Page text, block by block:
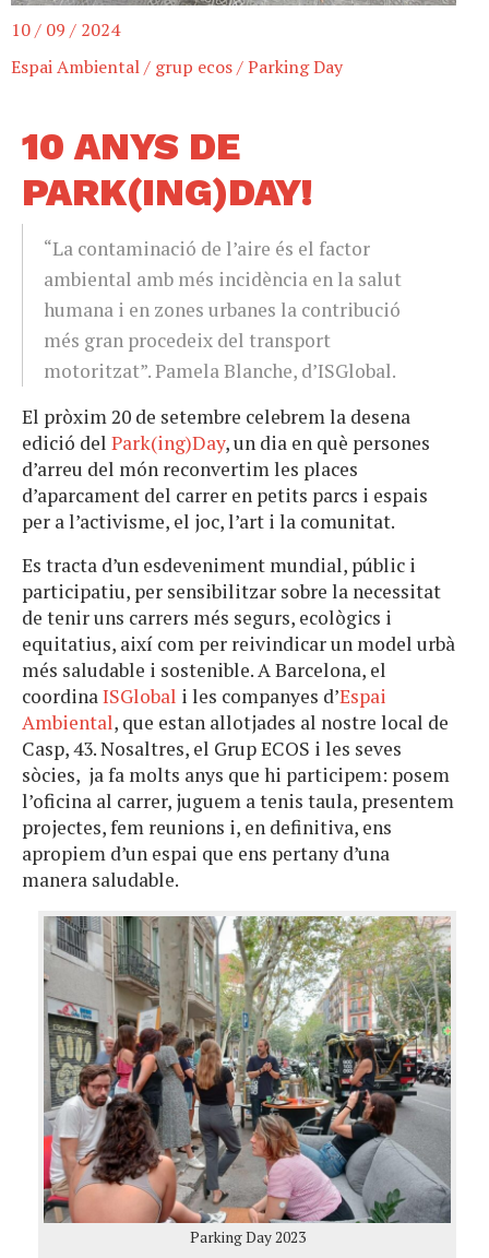
10 / 09 / 2024
Espai Ambiental/ grup ecos/Parking Day
10 ANYS DE
PARK(ING)DAY!
“La contaminació de l’aire és el factor
ambiental amb més incidència en la salut
humana i en zones urbanes la contribució
més gran procedeix del transport
motoritzat”. Pamela Blanche, d’ISGlobal.
El pròxim 20 de setembre celebrem la desena
edició del Park(ing)Day, un dia en què persones
d’arreu del món reconvertim les places
d’aparcament del carrer en petits parcs i espais
per a l’activisme, el joc, l’art i la comunitat.
Es tracta d’un esdeveniment mundial, públic i
participatiu, per sensibilitzar sobre la necessitat
de tenir uns carrers més segurs, ecològics i
equitatius, així com per reivindicar un model urbà
més saludable i sostenible. A Barcelona, el
coordinaISGlobal i les companyes d’Espai
Ambiental, que estan allotjades al nostre local de
Casp, 43. Nosaltres, el Grup ECOS i les seves
sòcies, ja fa molts anys que hi participem: posem
l’oficina al carrer, juguem a tenis taula, presentem
projectes, fem reunions i, en definitiva, ens
apropiem d’un espai que ens pertany d’una
manera saludable.
Parking Day 2023